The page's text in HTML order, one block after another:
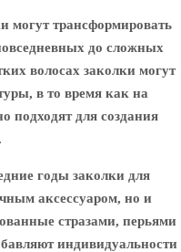
могут трансформировать
до сложных
волосах заколки могут
в то время как на
подходят для создания
годы заколки для
аксессуаром, но и
стразами, перьями
индивидуальности